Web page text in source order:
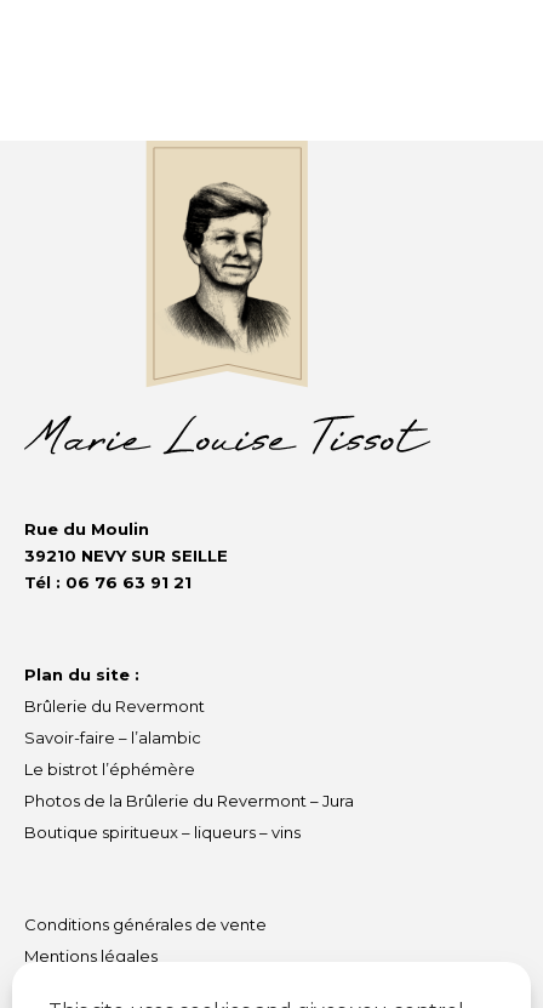
Rue du Moulin
39210 NEVY SUR SEILLE
Tél : 06 76 63 91 21
Plan du site :
Brûlerie du Revermont
Savoir-faire – l’alambic
Le bistrot l’éphémère
Photos de la Brûlerie du Revermont – Jura
Boutique spiritueux – liqueurs – vins
Conditions générales de vente
Mentions légales